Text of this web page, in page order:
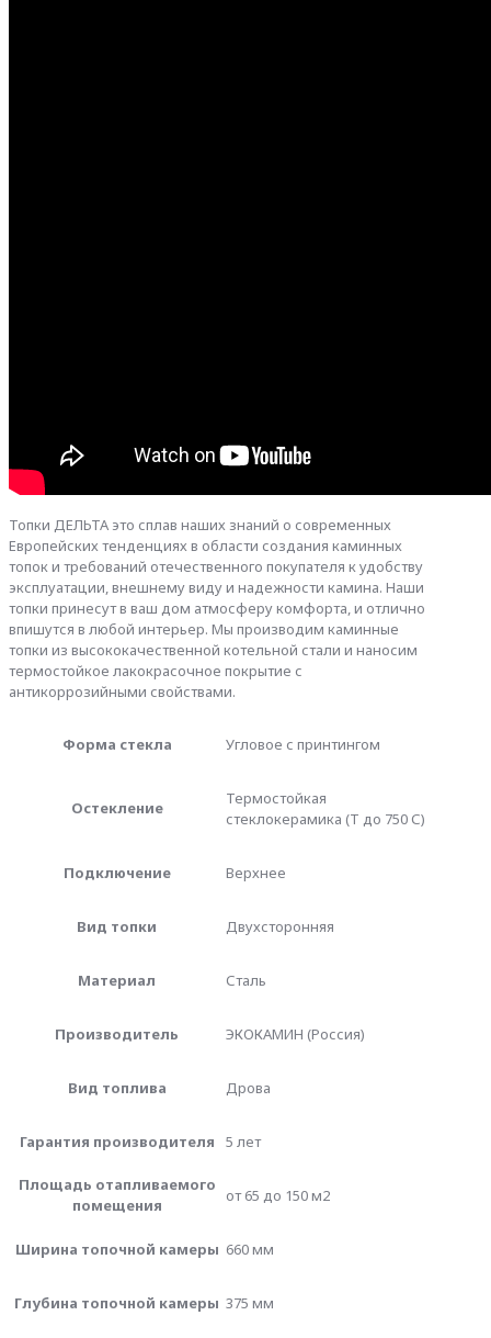
Топки ДЕЛЬТА это сплав наших знаний о современных
Европейских тенденциях в области создания каминных
топок и требований отечественного покупателя к удобству
эксплуатации, внешнему виду и надежности камина. Наши
топки принесут в ваш дом атмосферу комфорта, и отлично
впишутся в любой интерьер. Мы производим каминные
топки из высококачественной котельной стали и наносим
термостойкое лакокрасочное покрытие с
антикоррозийными свойствами.
Форма стекла Угловое с принтингом
Остекление
Термостойкая
стеклокерамика (Т до 750 С)
Подключение Верхнее
Вид топки Двухсторонняя
Материал Сталь
Производитель ЭКОКАМИН (Россия)
Вид топлива Дрова
Гарантия производителя 5 лет
Площадь отапливаемого
помещения
от 65 до 150 м2
Ширина топочной камеры 660 мм
Глубина топочной камеры 375 мм